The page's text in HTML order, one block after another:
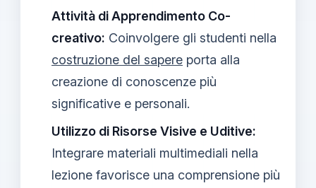
Attività di Apprendimento Co-
creativo: Coinvolgere gli studenti nella
costruzione del sapere porta alla
creazione di conoscenze più
significative e personali.
Utilizzo di Risorse Visive e Uditive:
Integrare materiali multimediali nella
lezione favorisce una comprensione più